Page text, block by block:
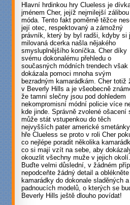
Hlavní hrdinkou hry Clueless je
jménem Cher, jejíž nejmilejší
móda. Tento fakt poměrně těžce
její otec, respektovaný a zámožný
právník, který by byl radši, kdyby si
milovaná dcerka našla nějakého
smysluplnějšího koníčka. Cher díky
svému dokonalému přehledu o
současných módních trendech však
dokázala pomoci mnoha svým
bezradným kamarádkám. Cher totiž
v Beverly Hills a je všeobecně
že tamní slečny jsou pod dohledem
nekompromisní módní policie více
kde jinde. Správně zvolené ošacení
může stát vstupenkou do těch
nejvyšších pater americké
hře Clueless se proto v roli Cher
co nejlépe poradit několika
co si mají vzít na sebe, aby
okouzlit všechny muže v jejich okolí.
Buďte velmi důslední, v žádném
nepodceňte žádný detail a
kamarádky do dokonale sladěných a
padnoucích modelů, o kterých se
Beverly Hills ještě dlouho povídat!